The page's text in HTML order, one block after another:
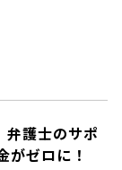
弁護士のサポ
がゼロに！